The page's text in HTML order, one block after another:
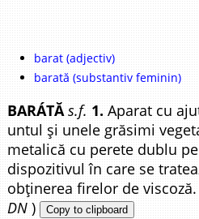
barat (adjectiv)
barată (substantiv feminin)
BARÁTĂ s.f. 1. Aparat cu
untul și unele grăsimi
metalică cu perete dublu
dispozitivul în care se
obținerea firelor de
DN ) Copy to clipboard